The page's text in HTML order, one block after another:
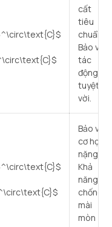
cất
tiêu
chuẩn,
Bảo vệ
tác
động
tuyệt
vời.
Bảo vệ
cơ học
nặng,
Khả
năng
chống
mài
mòn